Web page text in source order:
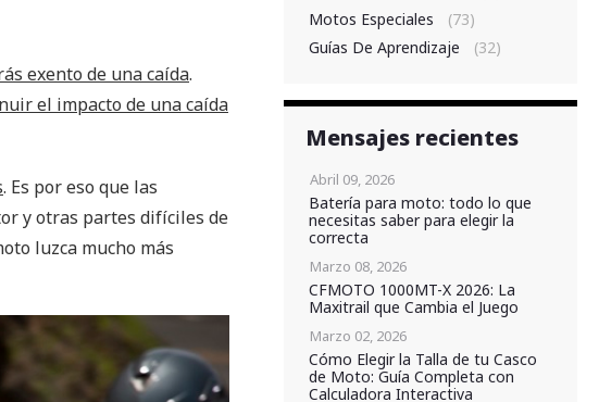
exento de una caída.
el impacto de una caída
. Es por eso que las
y otras partes difíciles de
luzca mucho más
Motos Especiales
(73)
Guías De Aprendizaje
(32)
Mensajes recientes
Abril 09, 2026
Batería para moto: todo lo que
necesitas saber para elegir la
correcta
Marzo 08, 2026
CFMOTO 1000MT-X 2026: La
Maxitrail que Cambia el Juego
Marzo 02, 2026
Cómo Elegir la Talla de tu Casco
de Moto: Guía Completa con
Calculadora Interactiva